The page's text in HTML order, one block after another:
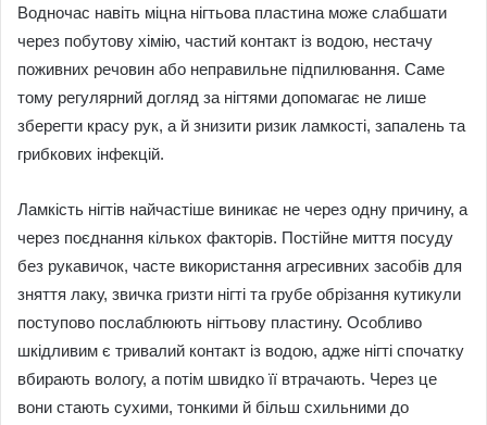
Водночас навіть міцна нігтьова пластина може слабшати
через побутову хімію, частий контакт із водою, нестачу
поживних речовин або неправильне підпилювання. Саме
тому регулярний догляд за нігтями допомагає не лише
зберегти красу рук, а й знизити ризик ламкості, запалень та
грибкових інфекцій.
Ламкість нігтів найчастіше виникає не через одну причину, а
через поєднання кількох факторів. Постійне миття посуду
без рукавичок, часте використання агресивних засобів для
зняття лаку, звичка гризти нігті та грубе обрізання кутикули
поступово послаблюють нігтьову пластину. Особливо
шкідливим є тривалий контакт із водою, адже нігті спочатку
вбирають вологу, а потім швидко її втрачають. Через це
вони стають сухими, тонкими й більш схильними до